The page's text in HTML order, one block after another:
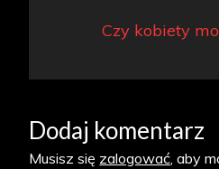
Czy kobiety
Dodaj komentarz
Musisz się zalogować, aby